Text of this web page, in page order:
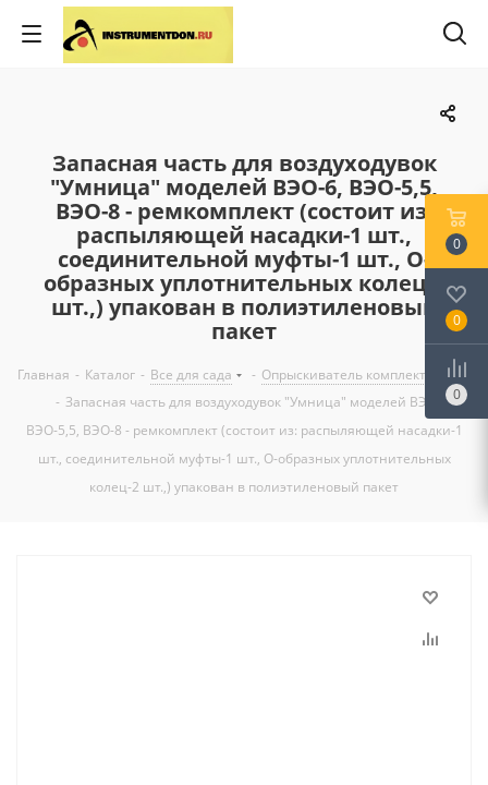
Запасная часть для воздуходувок
"Умница" моделей ВЭО-6, ВЭО-5,5,
ВЭО-8 - ремкомплект (состоит из:
распыляющей насадки-1 шт.,
соединительной муфты-1 шт., О-
образных уплотнительных колец-2
шт.,) упакован в полиэтиленовый
пакет
Главная - Каталог - Все для сада - Опрыскиватель комплектующие
- Запасная часть для воздуходувок "Умница" моделей ВЭО-6,
ВЭО-5,5, ВЭО-8 - ремкомплект (состоит из: распыляющей насадки-1
шт., соединительной муфты-1 шт., О-образных уплотнительных
колец-2 шт.,) упакован в полиэтиленовый пакет
0
0
0